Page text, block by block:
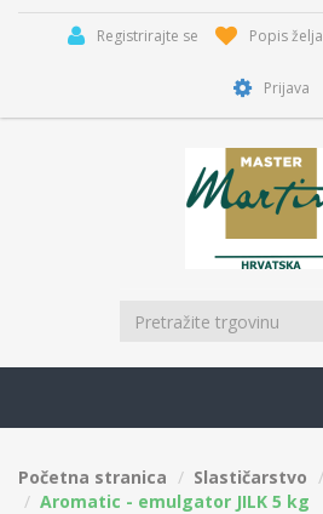
Registrirajte se Popis želja
Prijava
Početna stranica Slastičarstvo
Aromatic - emulgator JILK 5 kg